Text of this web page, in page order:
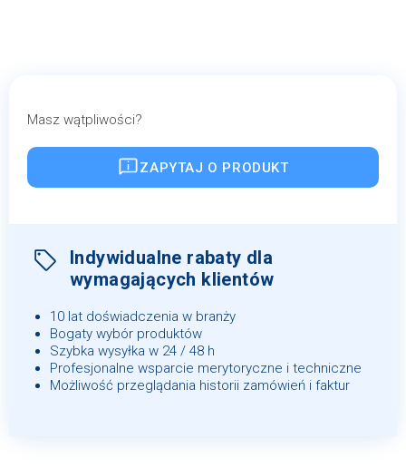
Masz wątpliwości?
ZAPYTAJ O PRODUKT
Indywidualne rabaty dla
wymagających klientów
10 lat doświadczenia w branży
Bogaty wybór produktów
Szybka wysyłka w 24 / 48 h
Profesjonalne wsparcie merytoryczne i techniczne
Możliwość przeglądania historii zamówień i faktur